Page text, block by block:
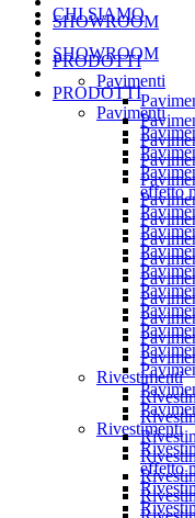
CHI SIAMO
SHOWROOM
PRODOTTI
Pavimenti
effetto
Rivestimenti
effetto
SHOWROOM
PRODOTTI
Pavimenti
Rivestimenti